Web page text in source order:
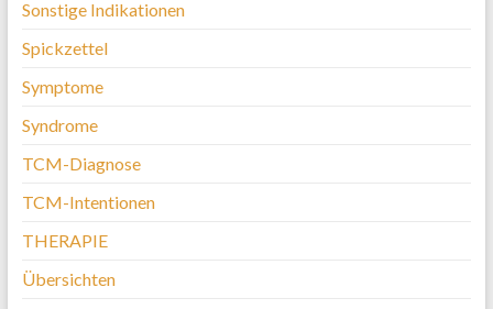
Sonstige Indikationen
Spickzettel
Symptome
Syndrome
TCM-Diagnose
TCM-Intentionen
THERAPIE
Übersichten